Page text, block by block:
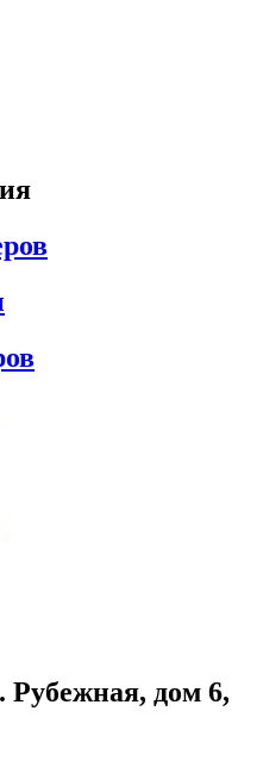
Рубежная, дом 6,